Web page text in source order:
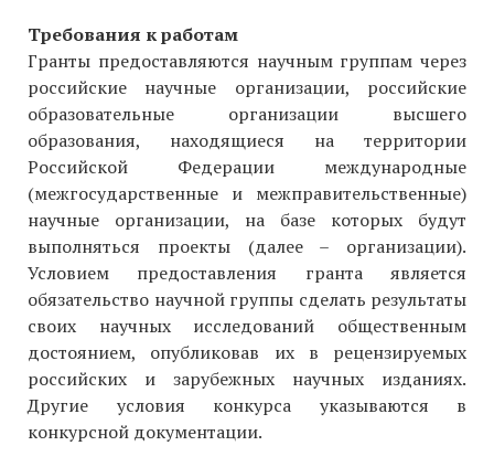
Требования к работам
Гранты предоставляются научным группам через
российские научные организации, российские
образовательные организации высшего
образования, находящиеся на территории
Российской Федерации международные
(межгосударственные и межправительственные)
научные организации, на базе которых будут
выполняться проекты (далее – организации).
Условием предоставления гранта является
обязательство научной группы сделать результаты
своих научных исследований общественным
достоянием, опубликовав их в рецензируемых
российских и зарубежных научных изданиях.
Другие условия конкурса указываются в
конкурсной документации.